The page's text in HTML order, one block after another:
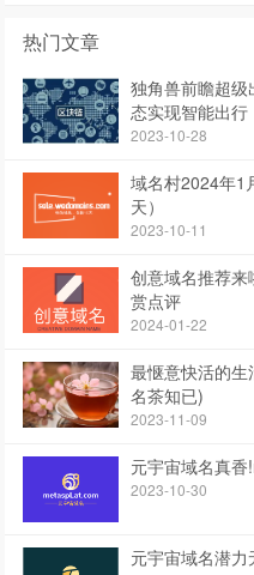
热门文章
独角兽前瞻超
态实现智能出行
2023-10-28
域名村2024年1
天）
2023-10-11
创意域名推荐
赏点评
2024-01-22
最惬意快活的
名茶知已)
2023-11-09
元宇宙域名真
2023-10-30
元宇宙域名潜